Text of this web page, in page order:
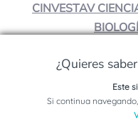
CINVESTAV
¿Crees que es
¿Quieres
Solicita
Este
Si continua